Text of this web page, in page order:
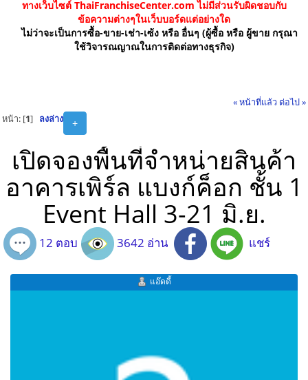
ทางเว็บไซต์ ThaiFranchiseCenter.com ไม่มีส่วนรับผิดชอบกับ
ข้อความต่างๆในเว็บบอร์ดแต่อย่างใด
ไม่ว่าจะเป็นการซื้อ-ขาย-เช่า-เซ้ง หรือ อื่นๆ (ผู้ซื้อ หรือ ผู้ขาย กรุณา
ใช้วิจารณญาณในการติดต่อทางธุรกิจ)
« หน้าที่แล้ว ต่อไป »
+
หน้า: [1] ลงล่าง
เปิดจองพื้นที่จำหน่ายสินค้า
อาคารเพิร์ล แบงก์ค็อก ชั้น 1
Event Hall 3-21 มิ.ย.
12 ตอบ 3642 อ่าน แชร์
แอ๊ดดี้